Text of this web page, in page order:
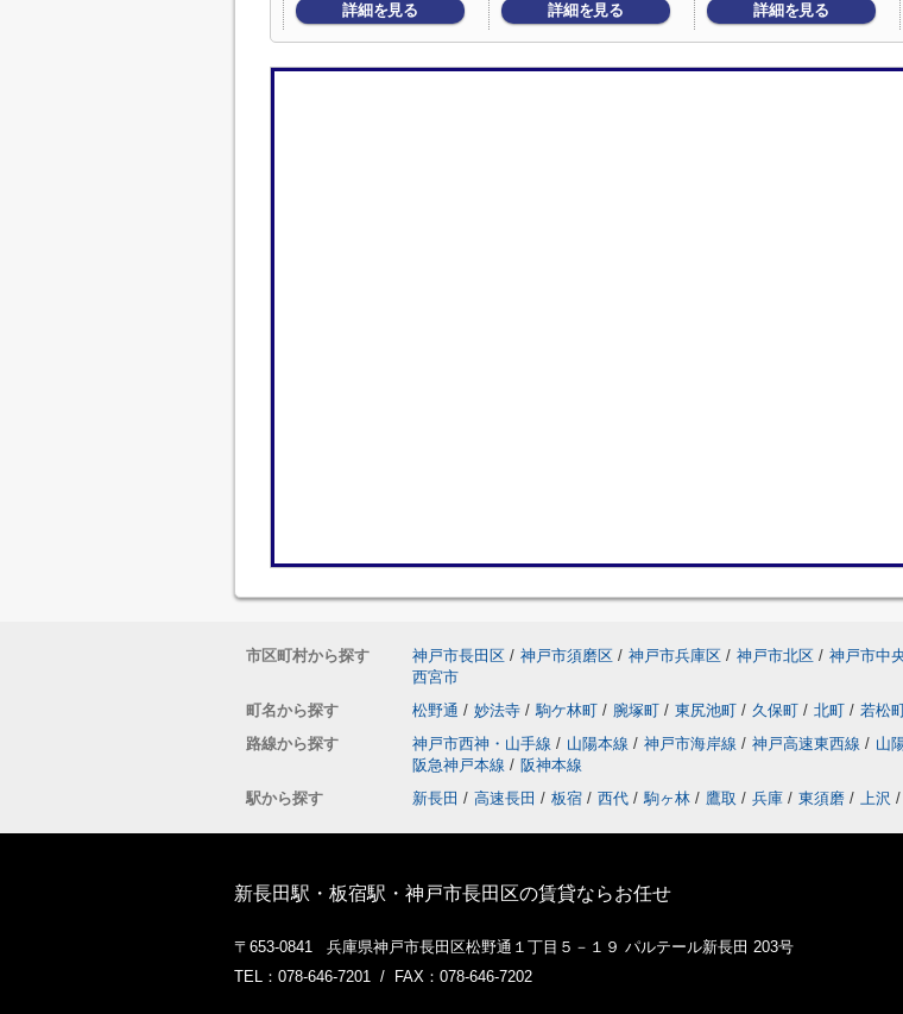
詳細を見る 詳細を見る 詳細を見る
市区町村から探す 神戸市長田区 / 神戸市須磨区 / 神戸市兵庫区 / 神戸市北区 / 神戸市中
西宮市
町名から探す
松野通 / 妙法寺 / 駒ケ林町 / 腕塚町 / 東尻池町 / 久保町 / 北町 / 若松
路線から探す
神戸市西神・山手線 / 山陽本線 / 神戸市海岸線 / 神戸高速東西線 / 山
阪急神戸本線 / 阪神本線
駅から探す
新長田 / 高速長田 / 板宿 / 西代 / 駒ヶ林 / 鷹取 / 兵庫 / 東須磨 / 上沢 /
新長田駅・板宿駅・神戸市長田区の賃貸ならお任せ
〒653-0841 兵庫県神戸市長田区松野通１丁目５－１９ パルテール新長田 203号
TEL：078-646-7201 / FAX：078-646-7202